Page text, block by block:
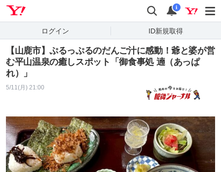
検索 通知
i
ログイン ID新規取得
【山鹿市】ぷるっぷるのだんご汁に感動！爺と婆が営
む平山温泉の癒しスポット「御食事処 遖（あっぱ
れ）」
5/11(月) 21:00